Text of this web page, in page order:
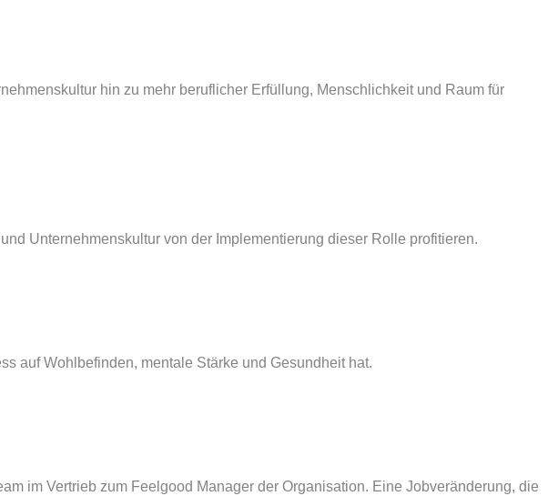
hin zu mehr beruflicher Erfüllung, Menschlichkeit und Raum für
Unternehmenskultur von der Implementierung dieser Rolle profitieren.
auf Wohlbefinden, mentale Stärke und Gesundheit hat.
im Vertrieb zum Feelgood Manager der Organisation. Eine Jobveränderung, die